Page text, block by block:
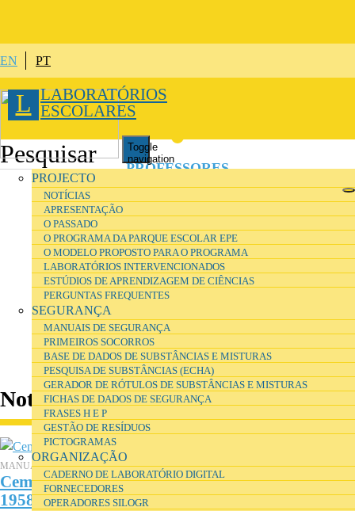
EN PT
L LABORATÓRIOS
ESCOLARES
Toggle
navigation
PROJECTO
NOTÍCIAS
APRESENTAÇÃO
O PASSADO
O PROGRAMA DA PARQUE ESCOLAR EPE
O MODELO PROPOSTO PARA O PROGRAMA
LABORATÓRIOS INTERVENCIONADOS
ESTÚDIOS DE APRENDIZAGEM DE CIÊNCIAS
PERGUNTAS FREQUENTES
SEGURANÇA
MANUAIS DE SEGURANÇA
PRIMEIROS SOCORROS
BASE DE DADOS DE SUBSTÂNCIAS E MISTURAS
PESQUISA DE SUBSTÂNCIAS (ECHA)
GERADOR DE RÓTULOS DE SUBSTÂNCIAS E MISTURAS
FICHAS DE DADOS DE SEGURANÇA
FRASES H E P
GESTÃO DE RESÍDUOS
PICTOGRAMAS
ORGANIZAÇÃO
CADERNO DE LABORATÓRIO DIGITAL
FORNECEDORES
OPERADORES SILOGR
PROFESSORES
ALUNOS
TÉCNICOSDE LABORATÓRIO
DIRETORES
INVESTIGADORES
Notícias
MANUAIS ESCOLARES
Cem Anos de Manuais Escolares de Física 1859-
1958